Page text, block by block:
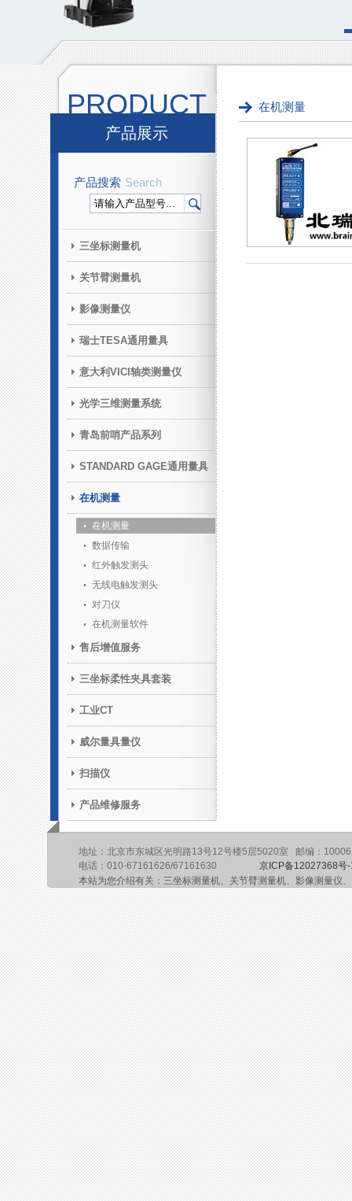
PRODUCT
产品展示
产品搜索 Search
三坐标测量机
关节臂测量机
影像测量仪
瑞士TESA通用量具
意大利VICI轴类测量仪
光学三维测量系统
青岛前哨产品系列
STANDARD GAGE通用量具
在机测量
在机测量
数据传输
红外触发测头
无线电触发测头
对刀仪
在机测量软件
售后增值服务
三坐标柔性夹具套装
工业CT
威尔量具量仪
扫描仪
产品维修服务
在机测量
地址：北京市东城区光明路13号12号楼5层5020室 邮编：
电话：010-67161626/67161630 京ICP备12027368号
本站为您介绍有关：三坐标测量机、关节臂测量机、影像测量仪